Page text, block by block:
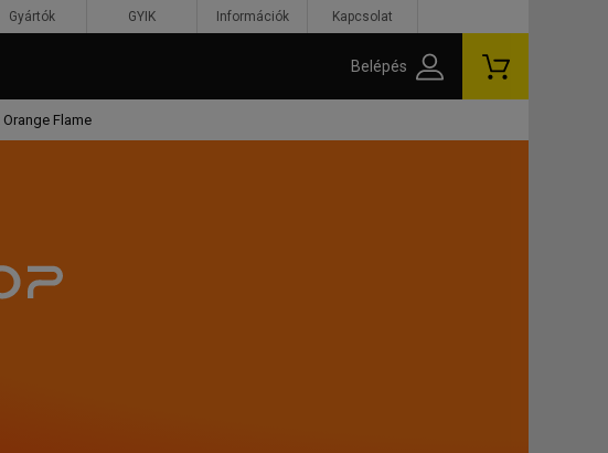
Flame
Gyártók GYIK Információk Kapcsolat
Belépés